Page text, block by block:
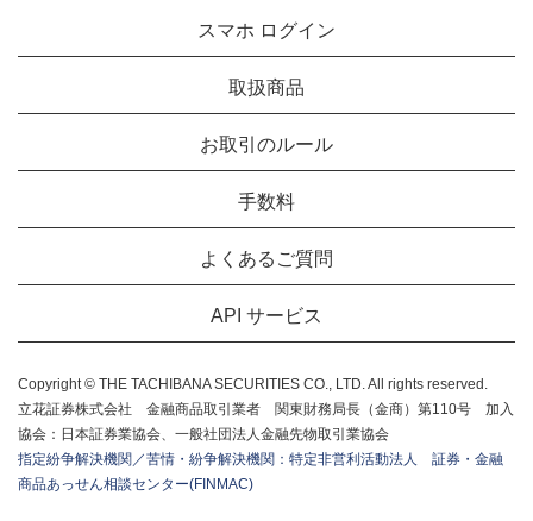
スマホ ログイン
取扱商品
お取引のルール
手数料
よくあるご質問
API サービス
Copyright © THE TACHIBANA SECURITIES CO., LTD. All rights reserved.
立花証券株式会社 金融商品取引業者 関東財務局長（金商）第110号 加入
協会：日本証券業協会、一般社団法人金融先物取引業協会
指定紛争解決機関／苦情・紛争解決機関：特定非営利活動法人 証券・金融
商品あっせん相談センター(FINMAC)